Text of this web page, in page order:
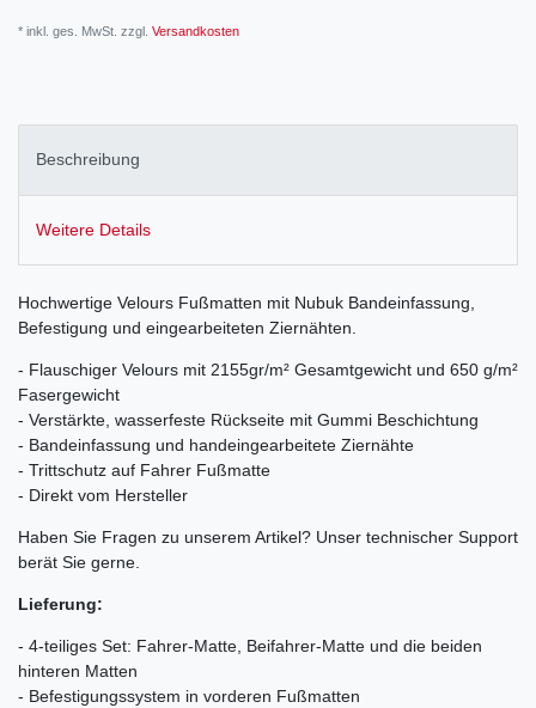
* inkl. ges. MwSt. zzgl. Versandkosten
Beschreibung
Weitere Details
Hochwertige Velours Fußmatten mit Nubuk Bandeinfassung,
Befestigung und eingearbeiteten Ziernähten.
- Flauschiger Velours mit 2155gr/m² Gesamtgewicht und 650 g/m²
Fasergewicht
- Verstärkte, wasserfeste Rückseite mit Gummi Beschichtung
- Bandeinfassung und handeingearbeitete Ziernähte
- Trittschutz auf Fahrer Fußmatte
- Direkt vom Hersteller
Haben Sie Fragen zu unserem Artikel? Unser technischer Support
berät Sie gerne.
Lieferung:
- 4-teiliges Set: Fahrer-Matte, Beifahrer-Matte und die beiden
hinteren Matten
- Befestigungssystem in vorderen Fußmatten